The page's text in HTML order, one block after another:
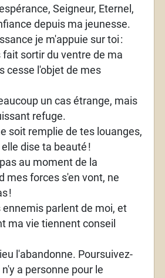
Seigneur, Eternel,
depuis ma jeunesse.
je m'appuie sur toi :
fait sortir du ventre de ma
cesse l'objet de mes
un cas étrange, mais
refuge.
soit remplie de tes louanges,
dise ta beauté !
au moment de la
mes forces s'en vont, ne
!
parlent de moi, et
ma vie tiennent conseil
l'abandonne. Poursuivez-
n'y a personne pour le